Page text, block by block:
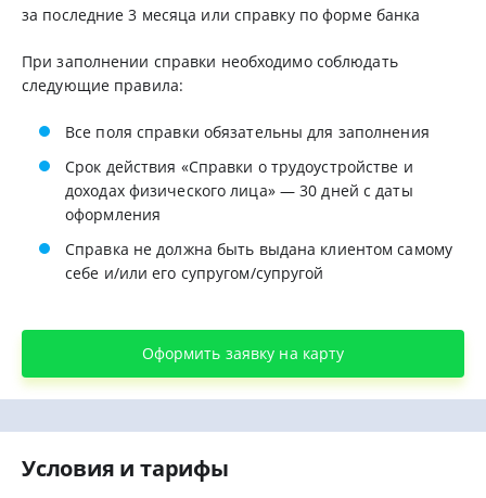
за последние 3 месяца или справку по форме банка
При заполнении справки необходимо соблюдать
следующие правила:
Все поля справки обязательны для заполнения
Срок действия «Справки о трудоустройстве и
доходах физического лица» — 30 дней с даты
оформления
Справка не должна быть выдана клиентом самому
себе и/или его супругом/супругой
Оформить заявку на карту
Условия и тарифы